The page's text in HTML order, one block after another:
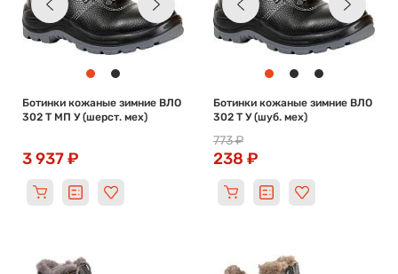
Ботинки кожаные зимние ВЛО
302 T МП У (шерст. мех)
3 937 ₽
Ботинки кожаные зимние ВЛО
302 T У (шуб. мех)
773 ₽
238 ₽